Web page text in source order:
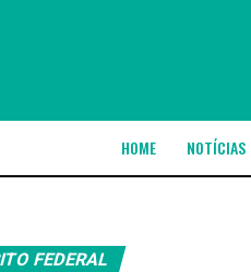
HOME NOTÍCIAS
FEDERAL